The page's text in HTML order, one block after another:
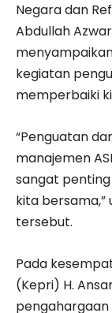
Negara dan
Abdullah
kegiatan
memperbaiki
“Penguatan
manajemen
sangat
kita bersama,”
tersebut.
Pada
(Kepri) H.